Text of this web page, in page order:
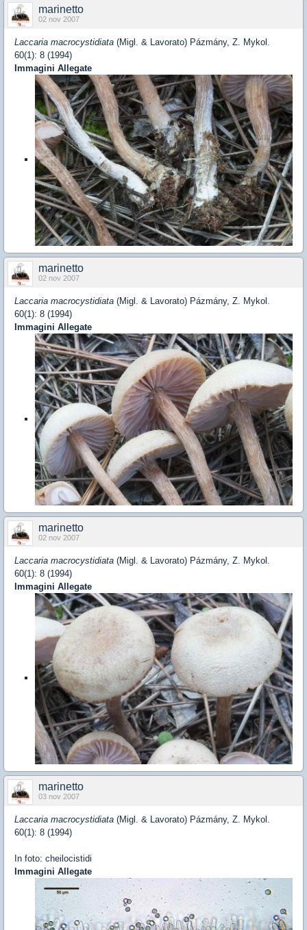
marinetto
02 nov 2007
Laccaria macrocystidiata (Migl. & Lavorato) Pázmány, Z. Mykol.
60(1): 8 (1994)
Immagini Allegate
marinetto
02 nov 2007
Laccaria macrocystidiata (Migl. & Lavorato) Pázmány, Z. Mykol.
60(1): 8 (1994)
Immagini Allegate
marinetto
02 nov 2007
Laccaria macrocystidiata (Migl. & Lavorato) Pázmány, Z. Mykol.
60(1): 8 (1994)
Immagini Allegate
marinetto
03 nov 2007
Laccaria macrocystidiata (Migl. & Lavorato) Pázmány, Z. Mykol.
60(1): 8 (1994)
In foto: cheilocistidi
Immagini Allegate